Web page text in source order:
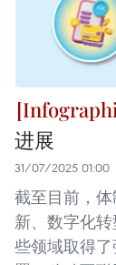
进展
31/07/2025 01:00
截至目前，
新、数字化
些领域取得